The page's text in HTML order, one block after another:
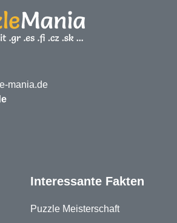
mania.de
Interessante Fakten
Puzzle Meisterschaft